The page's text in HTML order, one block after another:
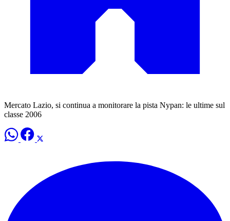
Mercato Lazio, si continua a monitorare la pista Nypan: le ultime sul
classe 2006